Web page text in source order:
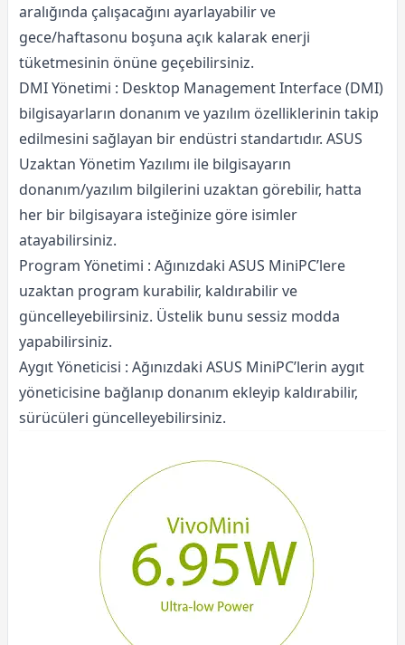
aralığında çalışacağını ayarlayabilir ve
gece/haftasonu boşuna açık kalarak enerji
tüketmesinin önüne geçebilirsiniz.
DMI Yönetimi : Desktop Management Interface (DMI)
bilgisayarların donanım ve yazılım özelliklerinin takip
edilmesini sağlayan bir endüstri standartıdır. ASUS
Uzaktan Yönetim Yazılımı ile bilgisayarın
donanım/yazılım bilgilerini uzaktan görebilir, hatta
her bir bilgisayara isteğinize göre isimler
atayabilirsiniz.
Program Yönetimi : Ağınızdaki ASUS MiniPC’lere
uzaktan program kurabilir, kaldırabilir ve
güncelleyebilirsiniz. Üstelik bunu sessiz modda
yapabilirsiniz.
Aygıt Yöneticisi : Ağınızdaki ASUS MiniPC’lerin aygıt
yöneticisine bağlanıp donanım ekleyip kaldırabilir,
sürücüleri güncelleyebilirsiniz.